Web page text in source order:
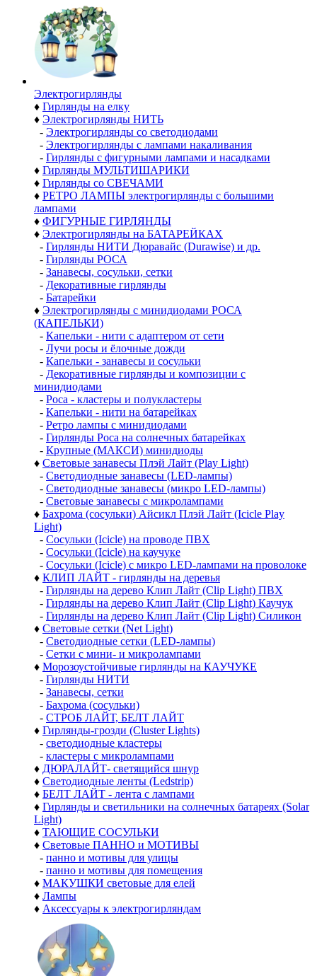
Электро­гирлянды
♦ Гирлянды на елку
♦ Электрогирлянды НИТЬ
- Электрогирлянды со светодиодами
- Электрогирлянды с лампами накаливания
- Гирлянды с фигурными лампами и насадками
♦ Гирлянды МУЛЬТИШАРИКИ
♦ Гирлянды со СВЕЧАМИ
♦ РЕТРО ЛАМПЫ электрогирлянды с большими
лампами
♦ ФИГУРНЫЕ ГИРЛЯНДЫ
♦ Электрогирлянды на БАТАРЕЙКАХ
- Гирлянды НИТИ Дюравайс (Durawise) и др.
- Гирлянды РОСА
- Занавесы, сосульки, сетки
- Декоративные гирлянды
- Батарейки
♦ Электрогирлянды с минидиодами РОСА
(КАПЕЛЬКИ)
- Капельки - нити с адаптером от сети
- Лучи росы и ёлочные дожди
- Капельки - занавесы и сосульки
- Декоративные гирлянды и композиции с
минидиодами
- Роса - кластеры и полукластеры
- Капельки - нити на батарейках
- Ретро лампы с минидиодами
- Гирлянды Роса на солнечных батарейках
- Крупные (МАКСИ) минидиоды
♦ Световые занавесы Плэй Лайт (Play Light)
- Светодиодные занавесы (LED-лампы)
- Светодиодные занавесы (микро LED-лампы)
- Световые занавесы с микролампами
♦ Бахрома (сосульки) Айсикл Плэй Лайт (Icicle Play
Light)
- Сосульки (Icicle) на проводе ПВХ
- Сосульки (Icicle) на каучуке
- Сосульки (Icicle) с микро LED-лампами на проволоке
♦ КЛИП ЛАЙТ - гирлянды на деревья
- Гирлянды на дерево Клип Лайт (Clip Light) ПВХ
- Гирлянды на дерево Клип Лайт (Clip Light) Каучук
- Гирлянды на дерево Клип Лайт (Clip Light) Силикон
♦ Световые сетки (Net Light)
- Светодиодные сетки (LED-лампы)
- Сетки с мини- и микролампами
♦ Морозоустойчивые гирлянды на КАУЧУКЕ
- Гирлянды НИТИ
- Занавесы, сетки
- Бахрома (сосульки)
- СТРОБ ЛАЙТ, БЕЛТ ЛАЙТ
♦ Гирлянды-грозди (Cluster Lights)
- светодиодные кластеры
- кластеры с микролампами
♦ ДЮРАЛАЙТ- светящийся шнур
♦ Светодиодные ленты (Ledstrip)
♦ БЕЛТ ЛАЙТ - лента с лампами
♦ Гирлянды и светильники на солнечных батареях (Solar
Light)
♦ ТАЮЩИЕ СОСУЛЬКИ
♦ Световые ПАННО и МОТИВЫ
- панно и мотивы для улицы
- панно и мотивы для помещения
♦ МАКУШКИ световые для елей
♦ Лампы
♦ Аксессуары к электрогирляндам